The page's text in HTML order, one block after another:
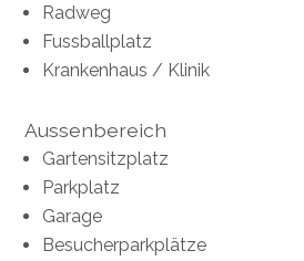
Radweg
Fussballplatz
Krankenhaus / Klinik
Aussenbereich
Gartensitzplatz
Parkplatz
Garage
Besucherparkplätze